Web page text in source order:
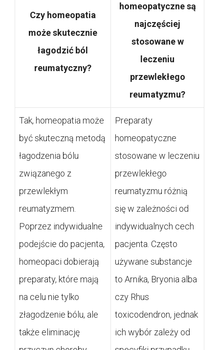
Czy homeopatia
może skutecznie
łagodzić ból
reumatyczny?
homeopatyczne są
najczęściej
stosowane w
leczeniu
przewlekłego
reumatyzmu?
Tak, homeopatia może
być skuteczną metodą
łagodzenia bólu
związanego z
przewlekłym
reumatyzmem.
Poprzez indywidualne
podejście do pacjenta,
homeopaci dobierają
preparaty, które mają
na celu nie tylko
złagodzenie bólu, ale
także eliminację
Preparaty
homeopatyczne
stosowane w leczeniu
przewlekłego
reumatyzmu różnią
się w zależności od
indywidualnych cech
pacjenta. Często
używane substancje
to Arnika, Bryonia alba
czy Rhus
toxicodendron, jednak
ich wybór zależy od